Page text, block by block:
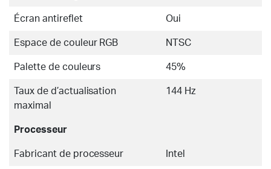
Écran antireflet Oui
Espace de couleur RGB NTSC
Palette de couleurs 45%
Taux de d’actualisation
maximal
144 Hz
Processeur
Fabricant de processeur Intel